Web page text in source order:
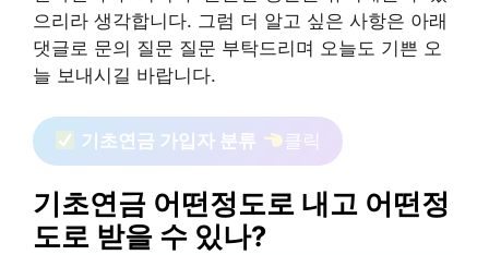
으리라 생각합니다. 그럼 더 알고 싶은 사항은 아래
댓글로 문의 질문 질문 부탁드리며 오늘도 기쁜 오
늘 보내시길 바랍니다.
기초연금 가입자 분류 클릭
기초연금 어떤정도로 내고 어떤정
도로 받을 수 있나?